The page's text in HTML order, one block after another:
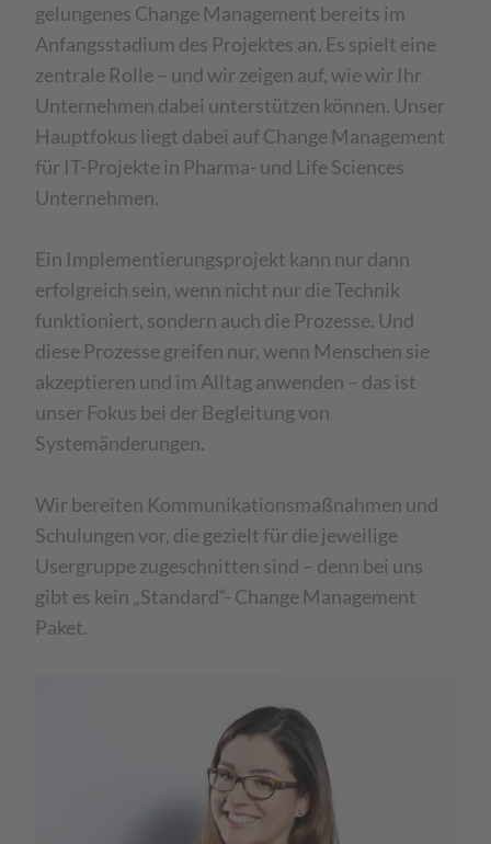
gelungenes Change Management bereits im
Anfangsstadium des Projektes an. Es spielt eine
zentrale Rolle – und wir zeigen auf, wie wir Ihr
Unternehmen dabei unterstützen können. Unser
Hauptfokus liegt dabei auf Change Management
für IT-Projekte in Pharma- und Life Sciences
Unternehmen.
Ein Implementierungsprojekt kann nur dann
erfolgreich sein, wenn nicht nur die Technik
funktioniert, sondern auch die Prozesse. Und
diese Prozesse greifen nur, wenn Menschen sie
akzeptieren und im Alltag anwenden – das ist
unser Fokus bei der Begleitung von
Systemänderungen.
Wir bereiten Kommunikationsmaßnahmen und
Schulungen vor, die gezielt für die jeweilige
Usergruppe zugeschnitten sind – denn bei uns
gibt es kein „Standard“- Change Management
Paket.